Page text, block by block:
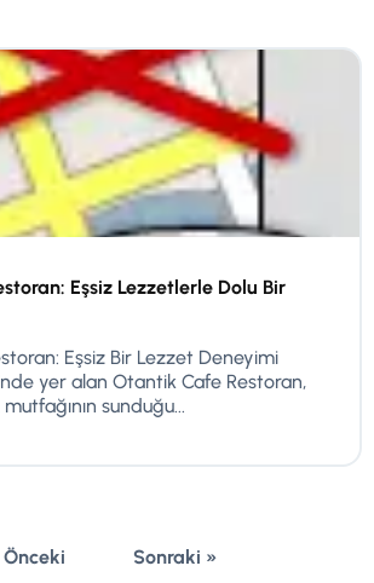
Eşsiz Lezzetlerle Dolu Bir
Eşsiz Bir Lezzet Deneyimi
yer alan Otantik Cafe Restoran,
sunduğu...
Önceki Sonraki »